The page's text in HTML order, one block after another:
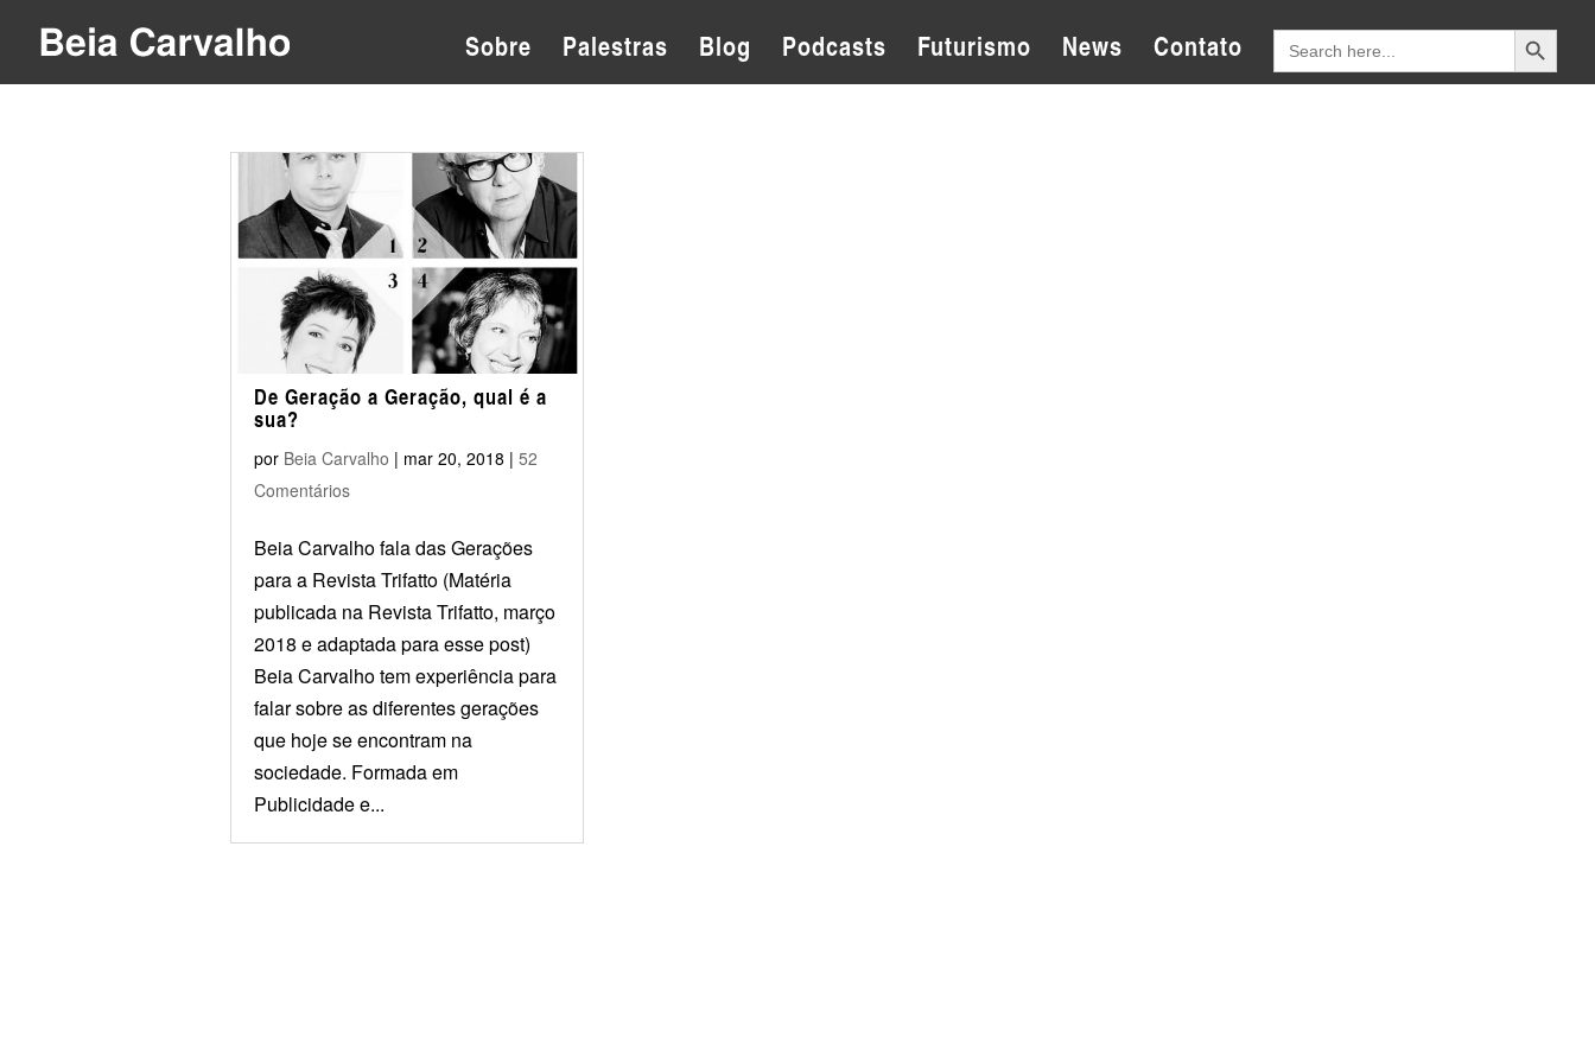
Sobre Palestras Blog Podcasts Futurismo News Contato Search
for:
Search Button
De Geração a Geração, qual é a
sua?
por Beia Carvalho | mar 20, 2018 | 52
Comentários
Beia Carvalho fala das Gerações
para a Revista Trifatto (Matéria
publicada na Revista Trifatto, março
2018 e adaptada para esse post)
Beia Carvalho tem experiência para
falar sobre as diferentes gerações
que hoje se encontram na
sociedade. Formada em
Publicidade e...